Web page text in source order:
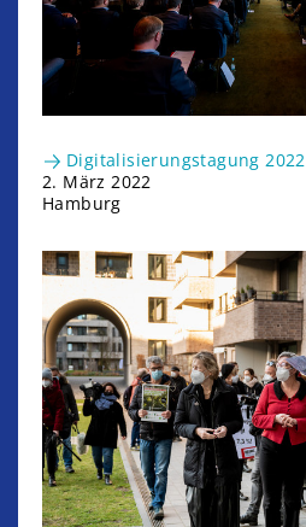
Digitalisierungstagung 2022
2. März 2022
Hamburg